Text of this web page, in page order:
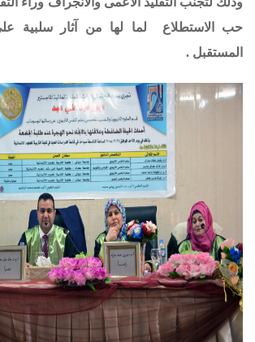
حب الاستطلاع لما لها من آثار سلبية
المستقبل .